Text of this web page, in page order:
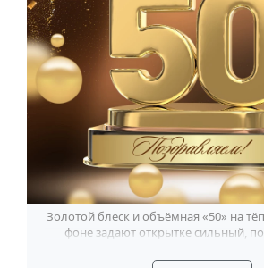
Золотой блеск и объёмная «50» на
фоне задают открытке сильный,